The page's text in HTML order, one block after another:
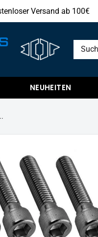
Versand ab 100€
NEUHEITEN